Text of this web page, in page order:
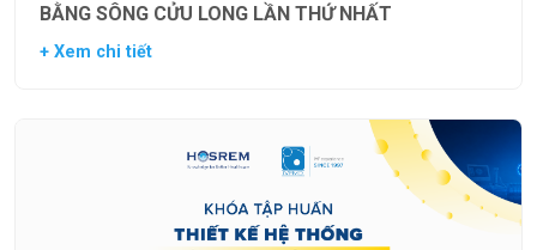
BẰNG SÔNG CỬU LONG LẦN THỨ NHẤT
+ Xem chi tiết